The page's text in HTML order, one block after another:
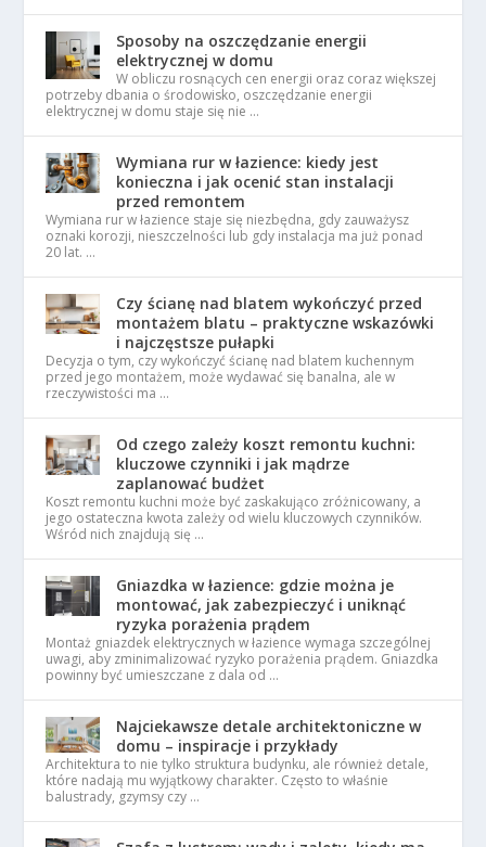
Sposoby na oszczędzanie energii
elektrycznej w domu
W obliczu rosnących cen energii oraz coraz większej
potrzeby dbania o środowisko, oszczędzanie energii
elektrycznej w domu staje się nie …
Wymiana rur w łazience: kiedy jest
konieczna i jak ocenić stan instalacji
przed remontem
Wymiana rur w łazience staje się niezbędna, gdy zauważysz
oznaki korozji, nieszczelności lub gdy instalacja ma już ponad
20 lat. …
Czy ścianę nad blatem wykończyć przed
montażem blatu – praktyczne wskazówki
i najczęstsze pułapki
Decyzja o tym, czy wykończyć ścianę nad blatem kuchennym
przed jego montażem, może wydawać się banalna, ale w
rzeczywistości ma …
Od czego zależy koszt remontu kuchni:
kluczowe czynniki i jak mądrze
zaplanować budżet
Koszt remontu kuchni może być zaskakująco zróżnicowany, a
jego ostateczna kwota zależy od wielu kluczowych czynników.
Wśród nich znajdują się …
Gniazdka w łazience: gdzie można je
montować, jak zabezpieczyć i uniknąć
ryzyka porażenia prądem
Montaż gniazdek elektrycznych w łazience wymaga szczególnej
uwagi, aby zminimalizować ryzyko porażenia prądem. Gniazdka
powinny być umieszczane z dala od …
Najciekawsze detale architektoniczne w
domu – inspiracje i przykłady
Architektura to nie tylko struktura budynku, ale również detale,
które nadają mu wyjątkowy charakter. Często to właśnie
balustrady, gzymsy czy …